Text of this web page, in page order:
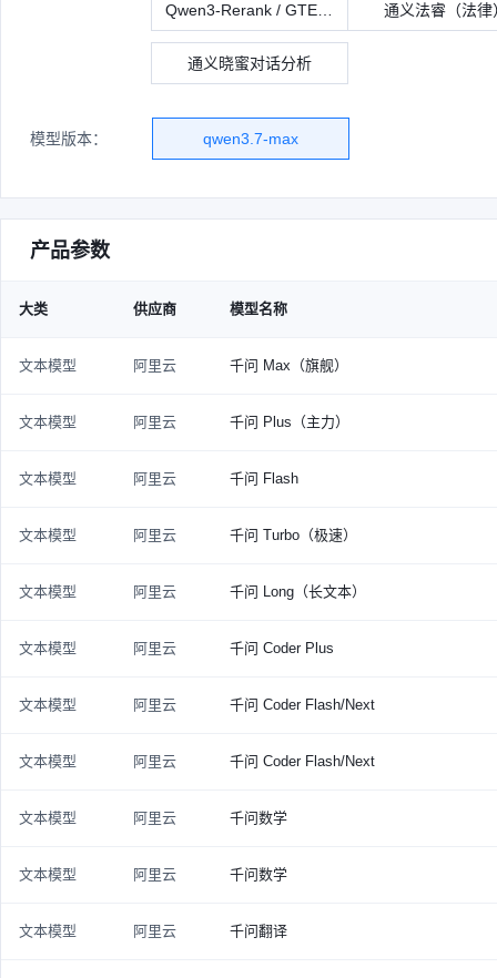
通义法睿（法律
通义晓蜜对话分析
模型版本： qwen3.7-max
产品参数
大类 供应商 模型名称
文本模型 阿里云 千问 Max（旗舰）
文本模型 阿里云 千问 Plus（主力）
文本模型 阿里云 千问 Flash
文本模型 阿里云 千问 Turbo（极速）
文本模型 阿里云 千问 Long（长文本）
文本模型 阿里云 千问 Coder Plus
文本模型 阿里云 千问 Coder Flash/Next
文本模型 阿里云 千问 Coder Flash/Next
文本模型 阿里云 千问数学
文本模型 阿里云 千问数学
文本模型 阿里云 千问翻译